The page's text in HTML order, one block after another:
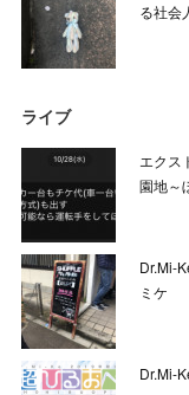
る社会
ライブ
エクス
園地～
Dr.Mi-
ミケ
Dr.Mi-